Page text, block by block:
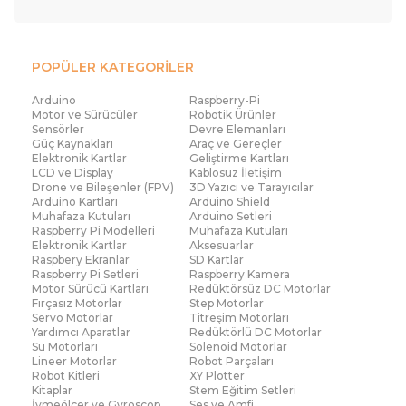
güç dağılımı bilgileriyle daha verimli hale gelir. Temel
ve orta seviye projelerde ise arduino robot kiti, kitap
setlerinin sunduğu örneklerle çok yönlü bir öğrenme
aracına dönüşür.
Robot yapımında kitap setlerinin işlevi, yalnızca bilgi
aktarmakla sınırlı değildir. Bu setler, kullanıcıya
planlama, analiz ve problem çözme alışkanlığı
kazandırır. Projelerin neden çalıştığını veya neden
başarısız olduğunu anlamak, kitapların sağladığı teorik
destekle mümkün olur. Böylece robotik çalışmalar
rastgele değil, bilinçli bir süreç haline gelir.
Robotik dünyasında doğru kaynaklara ulaşmak kadar,
POPÜLER KATEGORİLER
Arduino
Raspberry-Pi
Motor ve Sürücüler
Robotik Ürünler
Sensörler
Devre Elemanları
Güç Kaynakları
Araç ve Gereçler
Elektronik Kartlar
Geliştirme Kartları
LCD ve Display
Kablosuz İletişim
Drone ve Bileşenler (FPV)
3D Yazıcı ve Tarayıcılar
Arduino Kartları
Arduino Shield
Muhafaza Kutuları
Arduino Setleri
Raspberry Pi Modelleri
Muhafaza Kutuları
Elektronik Kartlar
Aksesuarlar
Raspbery Ekranlar
SD Kartlar
Raspberry Pi Setleri
Raspberry Kamera
Motor Sürücü Kartları
Redüktörsüz DC Motorlar
Fırçasız Motorlar
Step Motorlar
Servo Motorlar
Titreşim Motorları
Yardımcı Aparatlar
Redüktörlü DC Motorlar
Su Motorları
Solenoid Motorlar
Lineer Motorlar
Robot Parçaları
Robot Kitleri
XY Plotter
Kitaplar
Stem Eğitim Setleri